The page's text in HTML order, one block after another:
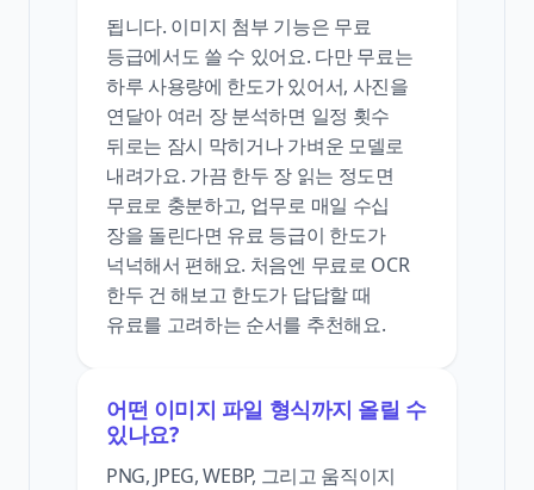
됩니다. 이미지 첨부 기능은 무료
등급에서도 쓸 수 있어요. 다만 무료는
하루 사용량에 한도가 있어서, 사진을
연달아 여러 장 분석하면 일정 횟수
뒤로는 잠시 막히거나 가벼운 모델로
내려가요. 가끔 한두 장 읽는 정도면
무료로 충분하고, 업무로 매일 수십
장을 돌린다면 유료 등급이 한도가
넉넉해서 편해요. 처음엔 무료로 OCR
한두 건 해보고 한도가 답답할 때
유료를 고려하는 순서를 추천해요.
어떤 이미지 파일 형식까지 올릴 수
있나요?
PNG, JPEG, WEBP, 그리고 움직이지